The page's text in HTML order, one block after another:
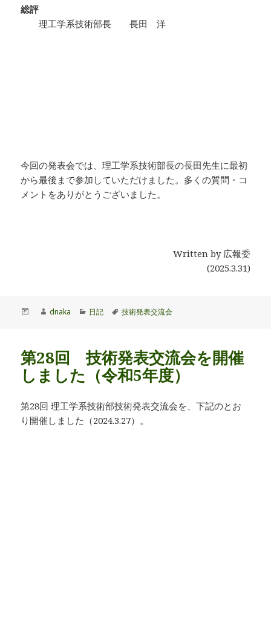
総評
理工学系技術部長 長田 洋
今回の発表会では、理工学系技術部長の長田先生に最初
から最後まで参加していただけました。多くの質問・コ
メントをありがとうございました。
Written by 広報委
(2025.3.31)
作
dnaka
カ
ー
日記
タ
技術発表交流会
第28回 技術発表交流会を開催
しました（令和5年度）
第28回 理工学系技術部技術発表交流会を、下記のとお
り開催しました（2024.3.27）。